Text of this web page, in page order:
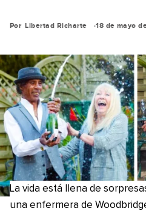
Por Libertad Richarte 18 de mayo
La vida está llena de
una enfermera de